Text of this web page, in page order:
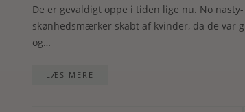
De er gevaldigt oppe i tiden lige nu. No nasty-
skønhedsmærker skabt af kvinder, da de var
og…
LÆS MERE